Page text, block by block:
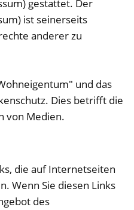
gestattet. Der
ist seinerseits
anderer zu
und das
Dies betrifft die
von Medien.
die auf Internetseiten
Wenn Sie diesen Links
des